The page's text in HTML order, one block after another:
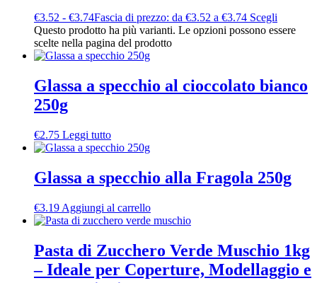
€3.52 - €3.74Fascia di prezzo: da €3.52 a €3.74 Scegli
Questo prodotto ha più varianti. Le opzioni possono essere
scelte nella pagina del prodotto
Glassa a specchio al cioccolato bianco
250g
€2.75 Leggi tutto
Glassa a specchio alla Fragola 250g
€3.19 Aggiungi al carrello
Pasta di Zucchero Verde Muschio 1kg
– Ideale per Coperture, Modellaggio e